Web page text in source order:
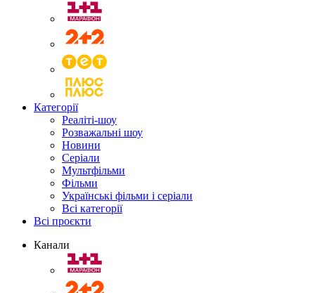
Категорії
Реаліті-шоу
Розважальні шоу
Новини
Серіали
Мультфільми
Фільми
Українські фільми і серіали
Всі категорії
Всі проєкти
Канали